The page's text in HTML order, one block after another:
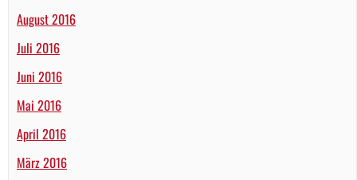
August 2016
Juli 2016
Juni 2016
Mai 2016
April 2016
März 2016